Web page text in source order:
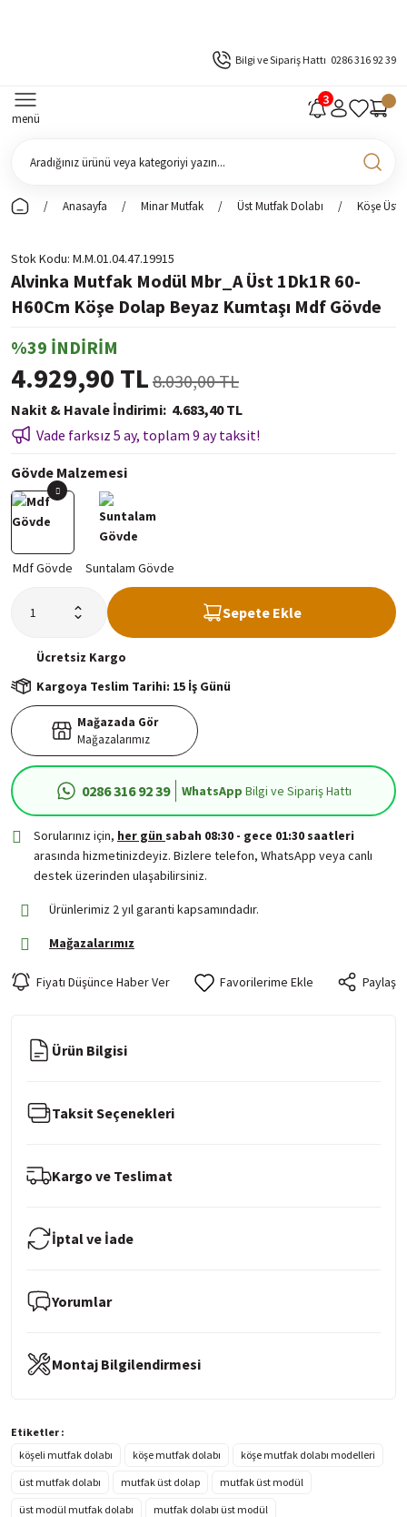
Bilgi ve Sipariş Hattı 0286 316 92 39
menü
Anasayfa Minar Mutfak Üst Mutfak Dolabı Köşe Üst
Stok Kodu M.M.01.04.47.19915
Alvinka Mutfak Modül Mbr_A Üst 1Dk1R 60-
H60Cm Köşe Dolap Beyaz Kumtaşı Mdf Gövde
%39 İNDİRİM
4.929,90 TL 8.030,00 TL
Nakit & Havale İndirimi 4.683,40 TL
Vade farksız 5 ay, toplam 9 ay taksit!
Gövde Malzemesi
Sepete Ekle
Ücretsiz Kargo
Kargoya Teslim Tarihi: 15 İş Günü
Mağazada Gör
Mağazalarımız
0286 316 92 39 WhatsApp Bilgi ve Sipariş Hattı
Sorularınız için, her gün sabah 08:30 - gece 01:30 saatleri
arasında hizmetinizdeyiz. Bizlere telefon, WhatsApp veya canlı
destek üzerinden ulaşabilirsiniz.
Ürünlerimiz 2 yıl garanti kapsamındadır.
Mağazalarımız
Fiyatı Düşünce Haber Ver Paylaş
Ürün Bilgisi
Taksit Seçenekleri
Kargo ve Teslimat
İptal ve İade
Yorumlar
Montaj Bilgilendirmesi
Etiketler :
köşeli mutfak dolabı
köşe mutfak dolabı
köşe mutfak dolabı modelleri
üst mutfak dolabı
mutfak üst dolap
mutfak üst modül
üst modül mutfak dolabı
mutfak dolabı üst modül